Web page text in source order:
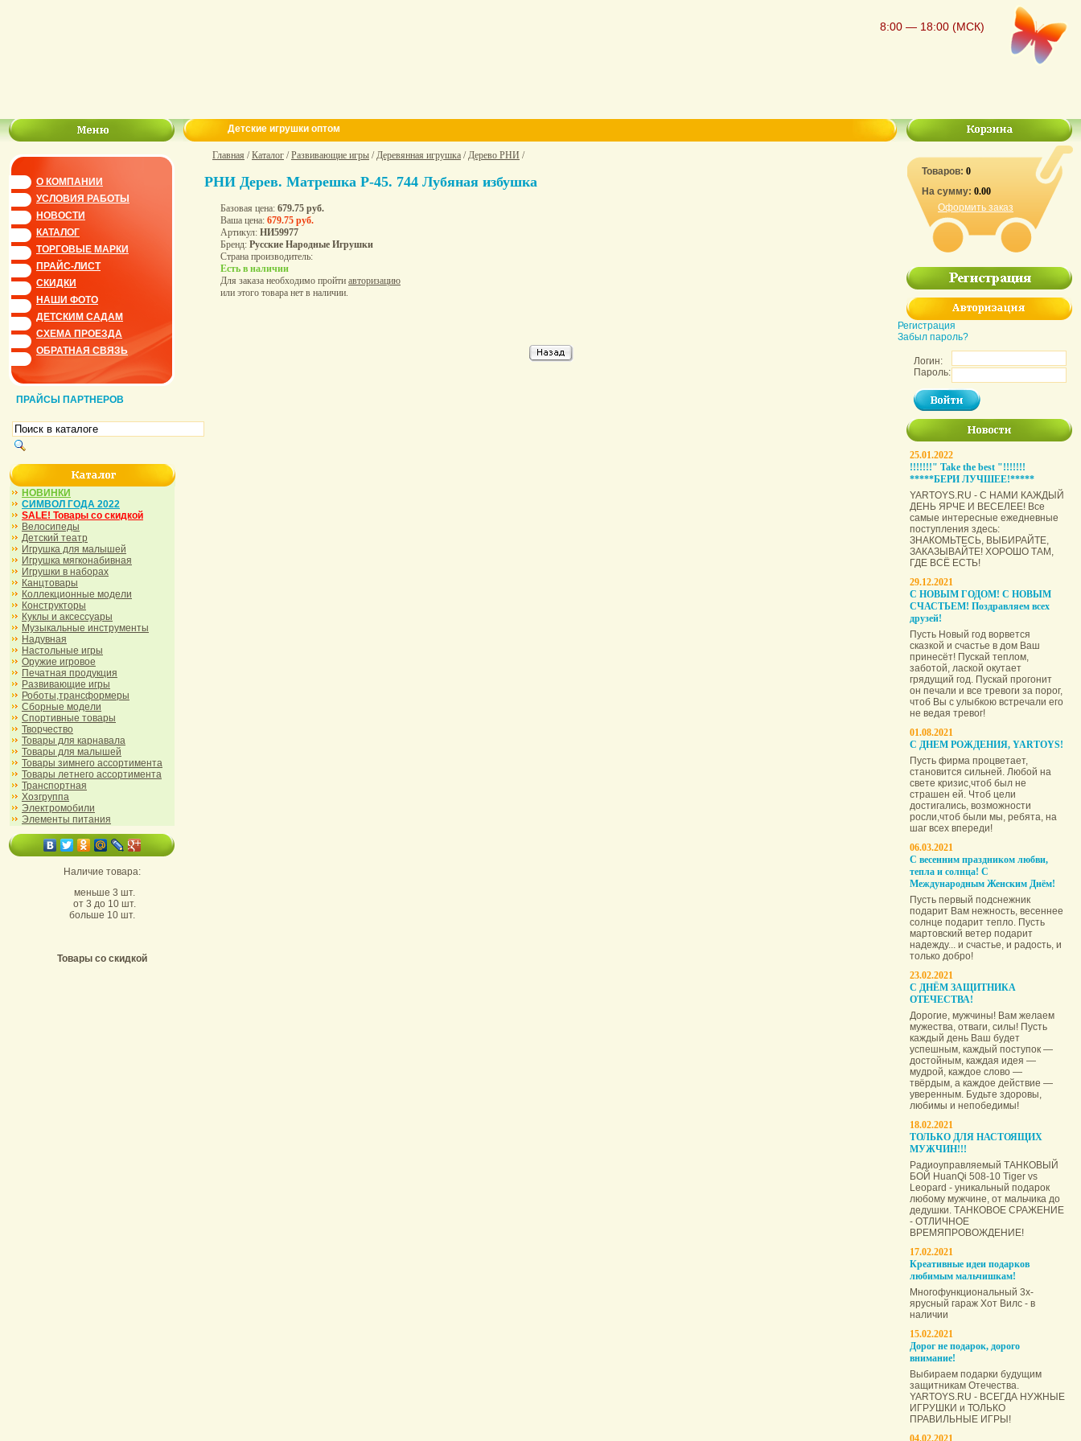
8:00 — 18:00 (МСК)
Детские игрушки оптом
О КОМПАНИИ
УСЛОВИЯ РАБОТЫ
НОВОСТИ
КАТАЛОГ
ТОРГОВЫЕ МАРКИ
ПРАЙС-ЛИСТ
СКИДКИ
НАШИ ФОТО
ДЕТСКИМ САДАМ
СХЕМА ПРОЕЗДА
ОБРАТНАЯ СВЯЗЬ
ПРАЙСЫ ПАРТНЕРОВ
НОВИНКИ
СИМВОЛ ГОДА 2022
SALE! Товары со скидкой
Велосипеды
Детский театр
Игрушка для малышей
Игрушка мягконабивная
Игрушки в наборах
Канцтовары
Коллекционные модели
Конструкторы
Куклы и аксессуары
Музыкальные инструменты
Надувная
Настольные игры
Оружие игровое
Печатная продукция
Развивающие игры
Роботы,трансформеры
Сборные модели
Спортивные товары
Творчество
Товары для карнавала
Товары для малышей
Товары зимнего ассортимента
Товары летнего ассортимента
Транспортная
Хозгруппа
Электромобили
Элементы питания
Наличие товара:
меньше 3 шт.
от 3 до 10 шт.
больше 10 шт.
Товары со скидкой
Главная /Каталог /Развивающие игры /Деревянная игрушка /Дерево РНИ /
РНИ Дерев. Матрешка Р-45. 744 Лубяная избушка
Базовая цена: 679.75 руб.
Ваша цена: 679.75 руб.
Артикул: НИ59977
Бренд: Русские Народные Игрушки
Страна производитель:
Есть в наличии
Для заказа необходимо пройти авторизацию
или этого товара нет в наличии.
Товаров: 0
На сумму: 0.00
Оформить заказ
Регистрация
Забыл пароль?
Логин:
Пароль:
25.01.2022
!!!!!!!" Take the best "!!!!!!!
*****БЕРИ ЛУЧШЕЕ!*****
YARTOYS.RU - С НАМИ КАЖДЫЙ
ДЕНЬ ЯРЧЕ И ВЕСЕЛЕЕ! Все
самые интересные ежедневные
поступления здесь:
ЗНАКОМЬТЕСЬ, ВЫБИРАЙТЕ,
ЗАКАЗЫВАЙТЕ! ХОРОШО ТАМ,
ГДЕ ВСЁ ЕСТЬ!
29.12.2021
С НОВЫМ ГОДОМ! С НОВЫМ
СЧАСТЬЕМ! Поздравляем всех
друзей!
Пусть Новый год ворвется
сказкой и счастье в дом Ваш
принесёт! Пускай теплом,
заботой, лаской окутает
грядущий год. Пускай прогонит
он печали и все тревоги за порог,
чтоб Вы с улыбкою встречали его
не ведая тревог!
01.08.2021
С ДНЕМ РОЖДЕНИЯ, YARTOYS!
Пусть фирма процветает,
становится сильней. Любой на
свете кризис,чтоб был не
страшен ей. Чтоб цели
достигались, возможности
росли,чтоб были мы, ребята, на
шаг всех впереди!
06.03.2021
С весенним праздником любви,
тепла и солнца! С
Международным Женским Днём!
Пусть первый подснежник
подарит Вам нежность, весеннее
солнце подарит тепло. Пусть
мартовский ветер подарит
надежду... и счастье, и радость, и
только добро!
23.02.2021
С ДНЁМ ЗАЩИТНИКА
ОТЕЧЕСТВА!
Дорогие, мужчины! Вам желаем
мужества, отваги, силы! Пусть
каждый день Ваш будет
успешным, каждый поступок —
достойным, каждая идея —
мудрой, каждое слово —
твёрдым, а каждое действие —
уверенным. Будьте здоровы,
любимы и непобедимы!
18.02.2021
ТОЛЬКО ДЛЯ НАСТОЯЩИХ
МУЖЧИН!!!
Радиоуправляемый ТАНКОВЫЙ
БОЙ HuanQi 508-10 Tiger vs
Leopard - уникальный подарок
любому мужчине, от мальчика до
дедушки. ТАНКОВОЕ СРАЖЕНИЕ
- ОТЛИЧНОЕ
ВРЕМЯПРОВОЖДЕНИЕ!
17.02.2021
Креативные идеи подарков
любимым мальчишкам!
Многофункциональный 3х-
ярусный гараж Хот Вилс - в
наличии
15.02.2021
Дорог не подарок, дорого
внимание!
Выбираем подарки будущим
защитникам Отечества.
YARTOYS.RU - ВСЕГДА НУЖНЫЕ
ИГРУШКИ и ТОЛЬКО
ПРАВИЛЬНЫЕ ИГРЫ!
04.02.2021